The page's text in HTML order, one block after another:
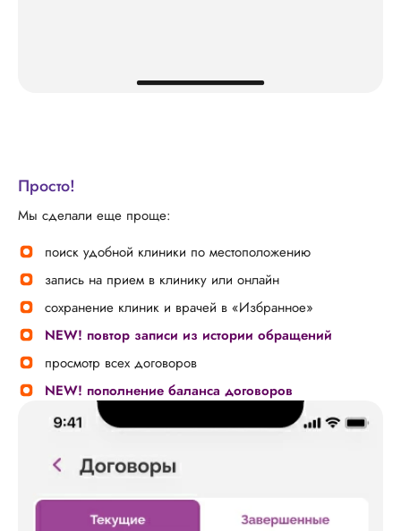
Просто!
Мы сделали еще проще:
поиск удобной клиники по местоположению
запись на прием в клинику или онлайн
сохранение клиник и врачей в «Избранное»
NEW! повтор записи из истории обращений
просмотр всех договоров
NEW! пополнение баланса договоров